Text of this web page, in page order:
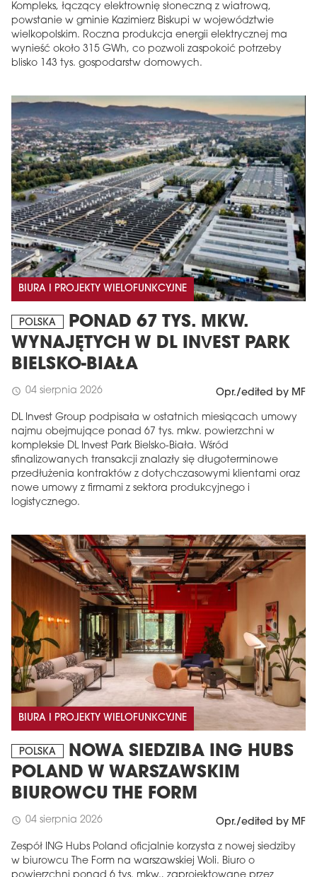
Kompleks, łączący elektrownię słoneczną z wiatrową,
powstanie w gminie Kazimierz Biskupi w województwie
wielkopolskim. Roczna produkcja energii elektrycznej ma
wynieść około 315 GWh, co pozwoli zaspokoić potrzeby
blisko 143 tys. gospodarstw domowych.
BIURA I PROJEKTY WIELOFUNKCYJNE
POLSKA
PONAD 67 TYS. MKW.
WYNAJĘTYCH W DL INVEST PARK
BIELSKO-BIAŁA
schedule 04 sierpnia 2026 Opr./edited by MF
DL Invest Group podpisała w ostatnich miesiącach umowy
najmu obejmujące ponad 67 tys. mkw. powierzchni w
kompleksie DL Invest Park Bielsko-Biała. Wśród
sfinalizowanych transakcji znalazły się długoterminowe
przedłużenia kontraktów z dotychczasowymi klientami oraz
nowe umowy z firmami z sektora produkcyjnego i
logistycznego.
BIURA I PROJEKTY WIELOFUNKCYJNE
POLSKA
NOWA SIEDZIBA ING HUBS
POLAND W WARSZAWSKIM
BIUROWCU THE FORM
schedule 04 sierpnia 2026 Opr./edited by MF
Zespół ING Hubs Poland oficjalnie korzysta z nowej siedziby
w biurowcu The Form na warszawskiej Woli. Biuro o